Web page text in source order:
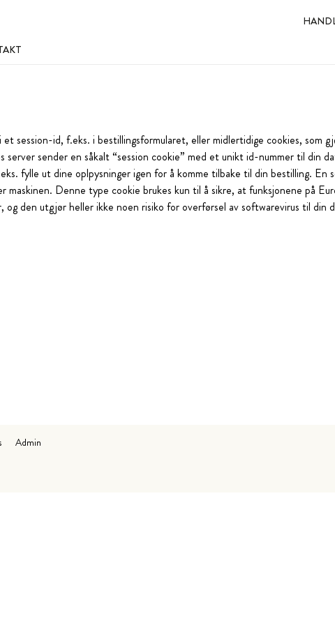
session-id, f.eks. i bestillingsformularet, eller midlertidige cookies, som
sender en såkalt “session cookie” med et unikt id-nummer til din
fylle ut dine oplpysninger igen for å komme tilbake til din bestilling. En
maskinen. Denne type cookie brukes kun til å sikre, at funksjonene på
og den utgjør heller ikke noen risiko for overførsel av softwarevirus til din
Admin